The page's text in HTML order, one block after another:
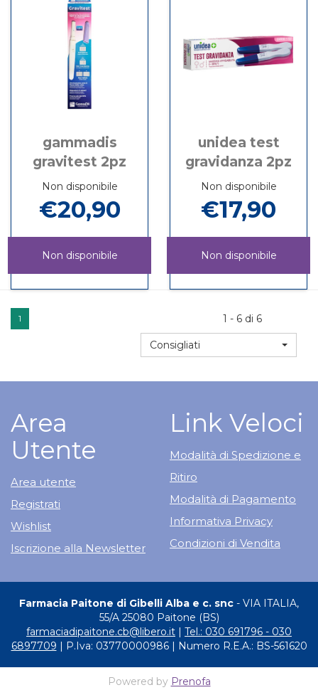
gammadis
gravitest 2pz
Non disponibile
€20,90
Non disponibile
GRAVITEST
su GAMMADIS
unidea test
gravidanza 2pz
Non disponibile
€17,90
Non disponibile
TEST
2PZ non
è
su UNIDEA
GRAVIDANZA
2PZ
1 1 - 6 di 6
Consigliati
Area
Utente
Area utente
Registrati
Wishlist
Iscrizione alla Newsletter
Link Veloci
Modalità di Spedizione e
Ritiro
Modalità di Pagamento
Informativa Privacy
Condizioni di Vendita
Farmacia Paitone di Gibelli Alba e c. snc - VIA ITALIA,
55/A 25080 Paitone (BS)
farmaciadipaitone.cb@libero.it | Tel.: 030 691796 - 030
6897709 | P.Iva: 03770000986 | Numero R.E.A.: BS-561620
Powered by Prenofa